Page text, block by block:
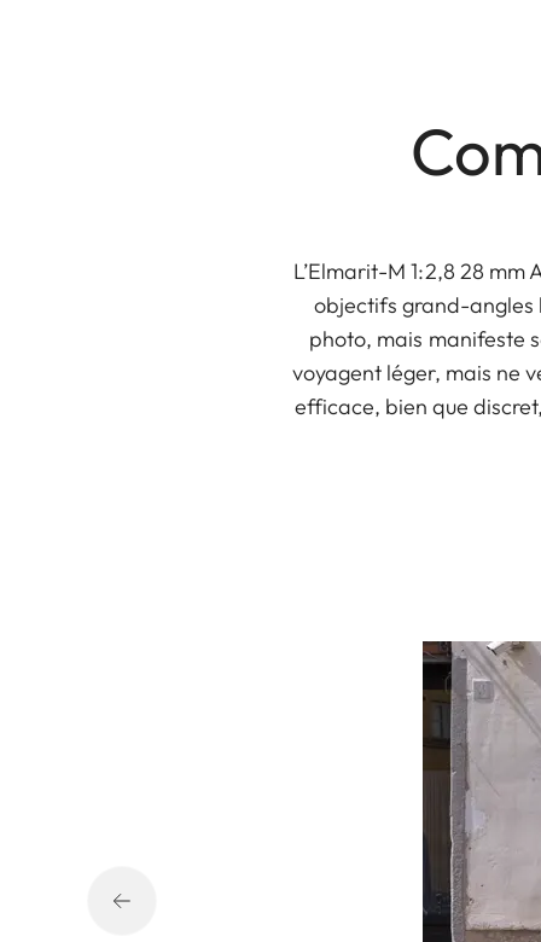
L’Elmarit-M 1:2,8 28 mm
objectifs grand-angles
photo, mais manifeste
voyagent léger, mais ne
efficace, bien que